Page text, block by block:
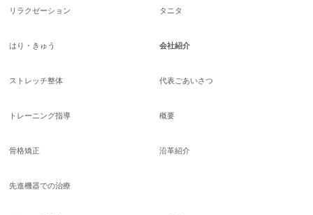
リラクゼーション
はり・きゅう
ストレッチ整体
トレーニング指導
骨格矯正
先進機器での治療
タニタ
会社紹介
代表ごあいさつ
概要
沿革紹介